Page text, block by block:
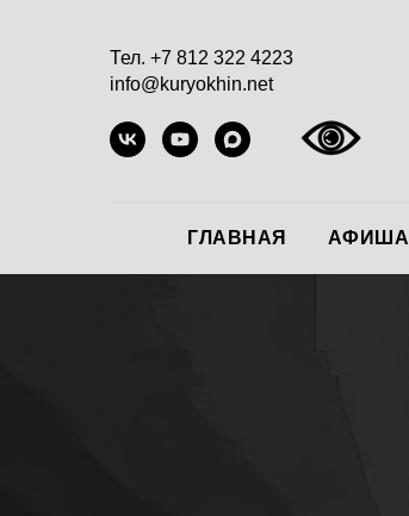
Тел. +7 812 322 4223
info@kuryokhin.net
ГЛАВНАЯ АФИША